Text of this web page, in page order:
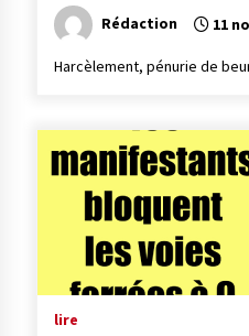
Rédaction 11
Harcèlement, pénurie de
lire